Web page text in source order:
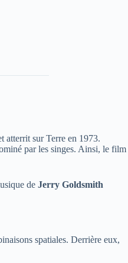
atterrit sur Terre en 1973.
par les singes. Ainsi, le film
de Jerry Goldsmith
spatiales. Derrière eux,